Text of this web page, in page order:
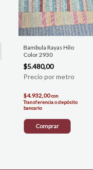
Bambula Rayas Hilo
Color 2930
$5.480,00
$4.932,00con
Transferencia o depósito
bancario
Comprar